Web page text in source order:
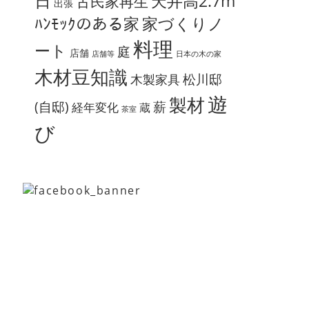
出張
ﾊﾝﾓｯｸのある家 家づくりノ
ート 店舗 店舗等 庭料理 日本の木の家
木材豆知識 木製家具松川邸
(自邸) 経年変化 茶室 蔵薪 製材遊
び